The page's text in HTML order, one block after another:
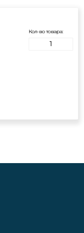
Кол-во товара: